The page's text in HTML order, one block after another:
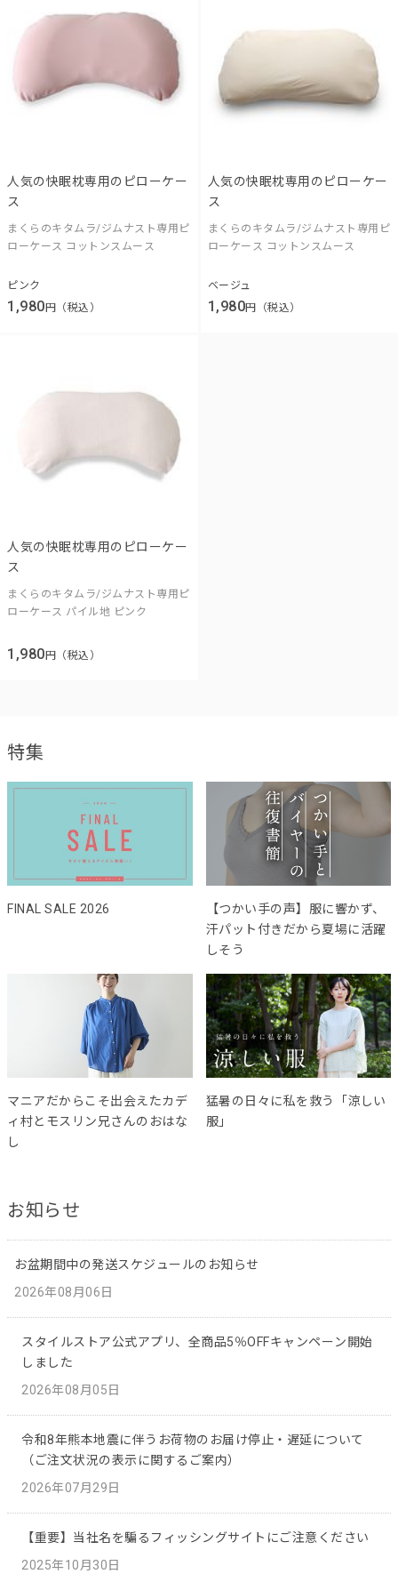
人気の快眠枕専用のピローケー
ス
まくらのキタムラ/ジムナスト専用ピ
ローケース コットンスムース
ピンク
1,980円（税込）
人気の快眠枕専用のピローケー
ス
まくらのキタムラ/ジムナスト専用ピ
ローケース コットンスムース
ベージュ
1,980円（税込）
人気の快眠枕専用のピローケー
ス
まくらのキタムラ/ジムナスト専用ピ
ローケース パイル地 ピンク
1,980 円（税込）
特集
FINAL SALE 2026
【つかい手の声】服に響かず、
汗パット付きだから夏場に活躍
しそう
マニアだからこそ出会えたカデ
ィ村とモスリン兄さんのおはな
し
猛暑の日々に私を救う「涼しい
服」
お知らせ
お盆期間中の発送スケジュールのお知らせ
2026年08月06日
スタイルストア公式アプリ、全商品5％OFFキャンペーン開始
しました
2026年08月05日
令和8年熊本地震に伴うお荷物のお届け停止・遅延について
（ご注文状況の表示に関するご案内）
2026年07月29日
【重要】当社名を騙るフィッシングサイトにご注意ください
2025年10月30日